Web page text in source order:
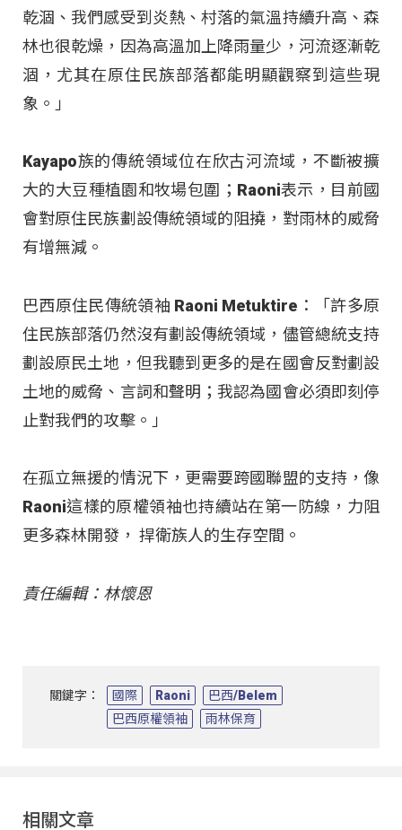
乾涸、我們感受到炎熱、村落的氣溫持續升高、森
林也很乾燥，因為高溫加上降雨量少，河流逐漸乾
涸，尤其在原住民族部落都能明顯觀察到這些現
象。」
Kayapo族的傳統領域位在欣古河流域，不斷被擴
大的大豆種植園和牧場包圍；Raoni表示，目前國
會對原住民族劃設傳統領域的阻撓，對雨林的威脅
有增無減。
巴西原住民傳統領袖 Raoni Metuktire：「許多原
住民族部落仍然沒有劃設傳統領域，儘管總統支持
劃設原民土地，但我聽到更多的是在國會反對劃設
土地的威脅、言詞和聲明；我認為國會必須即刻停
止對我們的攻擊。」
在孤立無援的情況下，更需要跨國聯盟的支持，像
Raoni這樣的原權領袖也持續站在第一防線，力阻
更多森林開發， 捍衛族人的生存空間。
責任編輯：林懷恩
關鍵字： 國際 Raoni
巴西/Belem
巴西原權領袖
雨林保育
相關文章